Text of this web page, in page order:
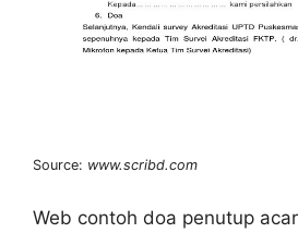
Source: www.scribd.com
Web contoh doa penutup